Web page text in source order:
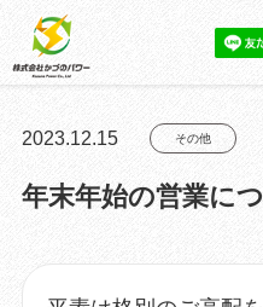
2023.12.15 その他
年末年始の営業に